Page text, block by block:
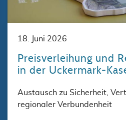
18. Juni 2026
Preisverleihung und
in der Uckermark-
Austausch zu Sicherheit,
regionaler Verbundenheit